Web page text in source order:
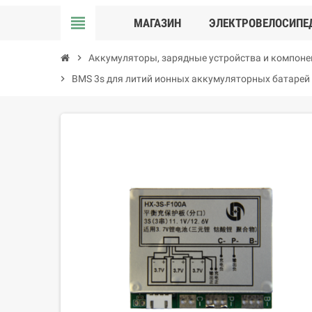
view_headline МАГАЗИН
chevron_right Аккумуляторы, зарядные устройства и
chevron_right
BMS 3s для литий ионных аккумуляторных